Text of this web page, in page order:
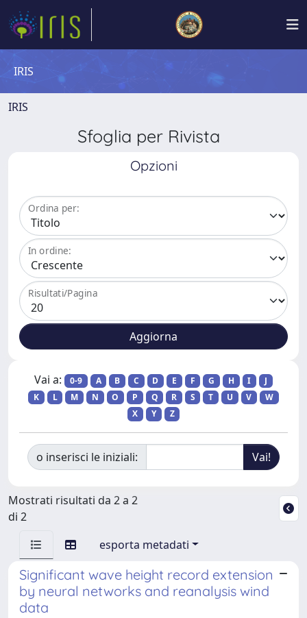
IRIS
IRIS
Sfoglia per Rivista
Opzioni
Ordina per:
In ordine:
Risultati/Pagina
Vai a: 0-9 A B C D E F G H I
J
K
L M N O P Q R S T U V
W
X
Y Z
o inserisci le iniziali:
Mostrati risultati da 2 a 2
di 2
esporta metadati
Significant wave height record extension
by neural networks and reanalysis wind
data